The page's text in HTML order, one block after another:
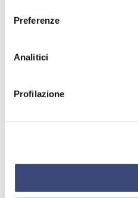
Preferenze
Analitici
Profilazione